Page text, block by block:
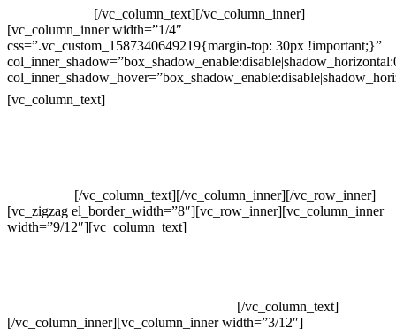
[/vc_column_text][/vc_column_inner]
[vc_column_inner width=”1/4″
css=”.vc_custom_1587340649219{margin-top: 30px !important;}”
[vc_column_text]
[/vc_column_text][/vc_column_inner][/vc_row_inner]
[vc_zigzag el_border_width=”8″][vc_row_inner][vc_column_inner
width=”9/12″][vc_column_text]
[/vc_column_text]
[/vc_column_inner][vc_column_inner width=”3/12″]